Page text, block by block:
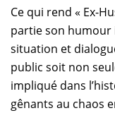
Ce qui rend « Ex-
partie son humour
situation et
public soit non
impliqué dans
gênants au chaos